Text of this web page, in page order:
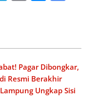
Pagar Dibongkar,
Resmi Berakhir
Ungkap Sisi